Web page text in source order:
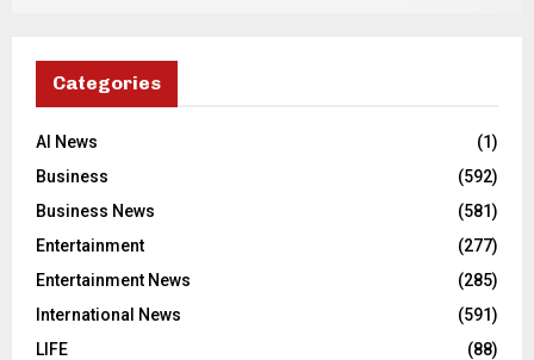
Categories
AI News
(1)
Business
(592)
Business News
(581)
Entertainment
(277)
Entertainment News
(285)
International News
(591)
LIFE
(88)